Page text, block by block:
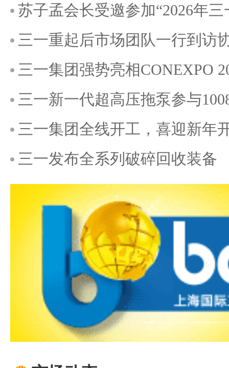
苏子孟会长受邀参加“2026年
三一重起后市场团队一行到访
三一集团强势亮相CONEXPO
三一新一代超高压拖泵参与
三一集团全线开工，喜迎新年
三一发布全系列破碎回收装备